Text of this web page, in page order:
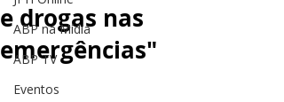
ABP na Mídia
ABP TV
Eventos
e drogas nas
emergências"